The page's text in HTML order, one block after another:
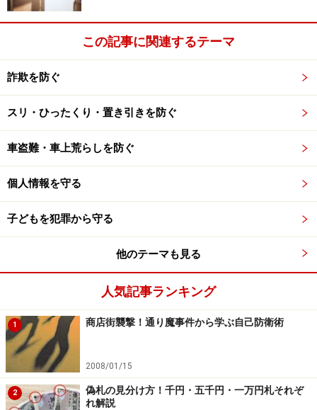
この記事に関連するテーマ
詐欺を防ぐ
スリ・ひったくり・置き引きを防ぐ
車盗難・車上荒らしを防ぐ
個人情報を守る
子どもを犯罪から守る
他のテーマも見る
人気記事ランキング
1 商店街襲撃！通り魔事件から学ぶ自己防衛術
2008/01/15
2
偽札の見分け方！千円・五千円・一万円札それぞ
れ解説